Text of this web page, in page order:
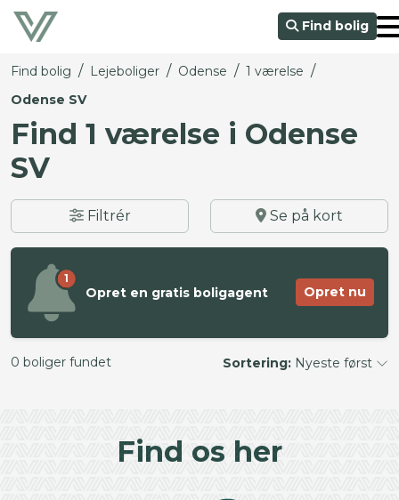
Find bolig
Find bolig / Lejeboliger / Odense / 1 værelse /
Odense SV
Find 1 værelse i Odense
SV
Filtrér Se på kort
1
Opret en gratis boligagent Opret nu
0 boliger fundet Sortering: Nyeste først
Find os her